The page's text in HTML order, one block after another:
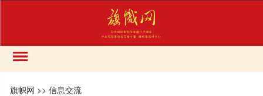
旗帜网 >>信息交流